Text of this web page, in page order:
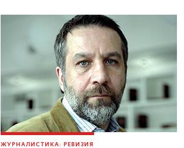
ЖУРНАЛИСТИКА: РЕВИЗИЯ